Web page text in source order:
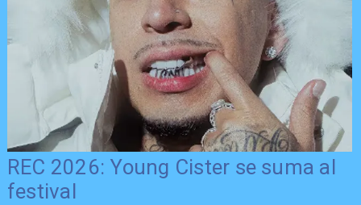
REC 2026: Young Cister se suma al
festival